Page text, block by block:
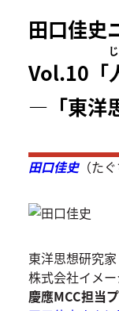
田口佳史
Vol.10「
―「東洋
田口佳史（たぐ
東洋思想研究家
株式会社イメ
慶應MCC担当